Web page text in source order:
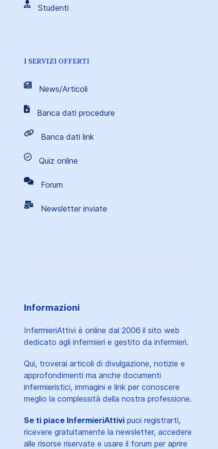
Studenti
I SERVIZI OFFERTI
News/Articoli
Banca dati procedure
Banca dati link
Quiz online
Forum
Newsletter inviate
Informazioni
InfermieriAttivi è online dal 2006 il sito web
dedicato agli infermieri e gestito da infermieri.
Qui, troverai articoli di divulgazione, notizie e
approfondimenti ma anche documenti
infermieristici, immagini e link per conoscere
meglio la complessità della nostra professione.
Se ti piace InfermieriAttivi puoi registrarti,
ricevere gratuitamente la newsletter, accedere
alle risorse riservate e usare il forum per aprire